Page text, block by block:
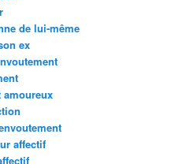
de lui-même
ex
amoureux
affectif